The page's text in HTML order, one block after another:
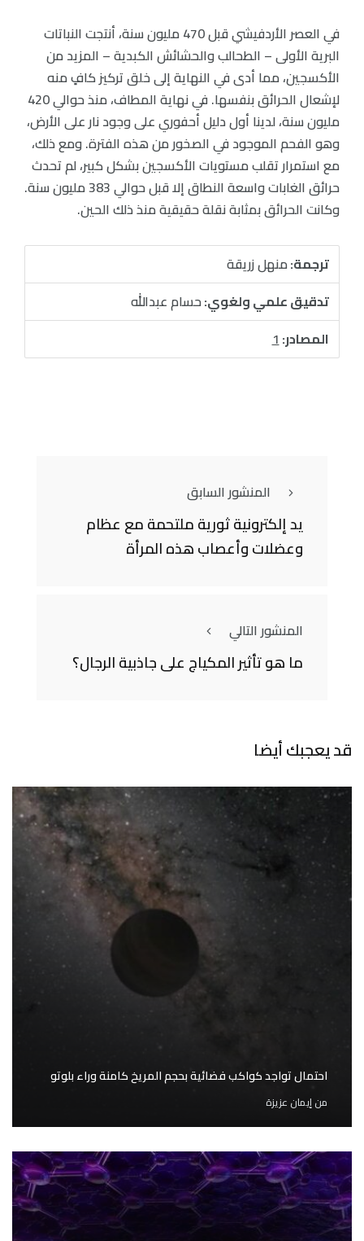
في العصر الأردفيشي قبل 470 مليون سنة، أنتجت النباتات
البرية الأولى – الطحالب والحشائش الكبدية – المزيد من
الأكسجين، مما أدى في النهاية إلى خلق تركيز كافٍ منه
لإشعال الحرائق بنفسها. في نهاية المطاف، منذ حوالي 420
مليون سنة، لدينا أول دليل أحفوري على وجود نار على الأرض،
وهو الفحم الموجود في الصخور من هذه الفترة. ومع ذلك،
مع استمرار تقلب مستويات الأكسجين بشكل كبير، لم تحدث
حرائق الغابات واسعة النطاق إلا قبل حوالي 383 مليون سنة.
وكانت الحرائق بمثابة نقلة حقيقية منذ ذلك الحين.
ترجمة:منهل زريقة
تدقيق علمي ولغوي:حسام عبدالله
المصادر:1
المنشور السابق
يد إلكترونية ثورية ملتحمة مع عظام
وعضلات وأعصاب هذه المرأة
المنشور التالي
ما هو تأثير المكياج على جاذبية الرجال؟
قد يعجبك أيضا
احتمال تواجد كواكب فضائية بحجم المريخ كامنة وراء بلوتو
منإيمان عزيزة